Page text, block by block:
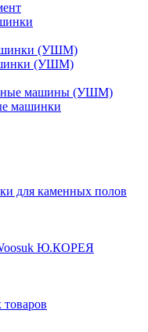
(УШМ)
(УШМ)
машины (УШМ)
машинки
для каменных полов
Ю.КОРЕЯ